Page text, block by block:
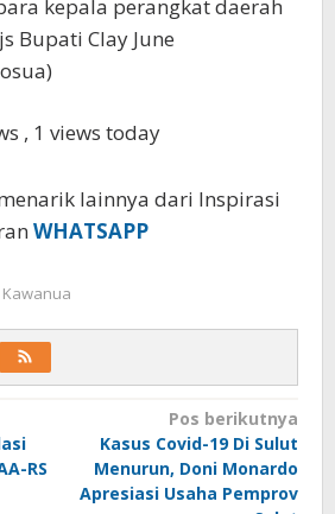
kepala perangkat daerah
Bupati Clay June
, 1 views today
lainnya dari Inspirasi
WHATSAPP
RS
Pos berikutnya
Kasus Covid-19 Di Sulut
Menurun, Doni Monardo
Apresiasi Usaha Pemprov